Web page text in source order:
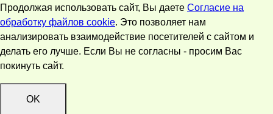
Продолжая использовать сайт, Вы даете Согласие на
обработку файлов cookie. Это позволяет нам
анализировать взаимодействие посетителей с сайтом и
делать его лучше. Если Вы не согласны - просим Вас
покинуть сайт.
OK